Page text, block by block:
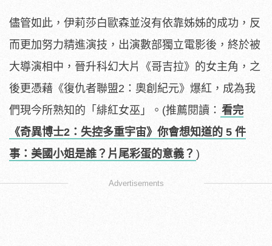
儘管如此，伊莉莎白歐森並沒有依靠姊姊的成功，反
而更加努力精進演技，出演數部獨立電影後，終於被
大導演相中，晉升科幻大片《哥吉拉》的女主角，之
後更憑藉《復仇者聯盟2：奧創紀元》爆紅，成為我
們現今所熟知的「緋紅女巫」。(推薦閱讀： 看完
《奇異博士2：失控多重宇宙》你會想知道的 5 件
事：美國小姐是誰？片尾彩蛋的意義？ )
Advertisements